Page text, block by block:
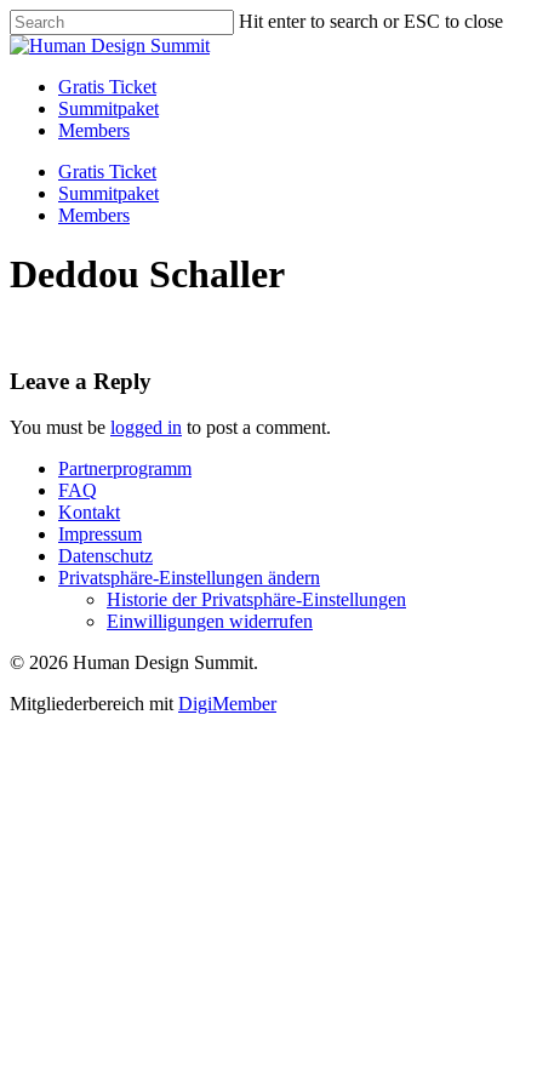
Skip
to
content
Hit enter to search or ESC to close
Close
Menu
Gratis Ticket
Summitpaket
Members
Gratis Ticket
Summitpaket
Members
Deddou Schaller
Leave a Reply
You must be logged in to post a comment.
Partnerprogramm
FAQ
Kontakt
Impressum
Datenschutz
Privatsphäre-Einstellungen ändern
Historie der Privatsphäre-Einstellungen
Einwilligungen widerrufen
© 2026 Human Design Summit.
Mitgliederbereich mit DigiMember